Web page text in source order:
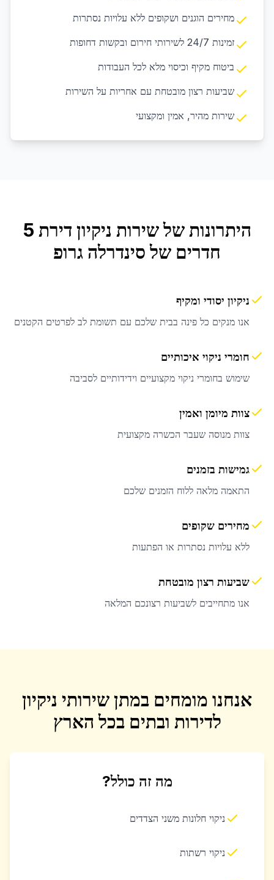
מחירים הוגנים ושקופים ללא עלויות נסתרות
זמינות 24/7 לשירותי חירום ובקשות דחופות
ביטוח מקיף וכיסוי מלא לכל העבודות
שביעות רצון מובטחת עם אחריות על השירות
שירות מהיר, אמין ומקצועי
היתרונות של שירות
ניקיון דירת 5
חדרים של סינדרלה גרופ
ניקיון יסודי ומקיף
אנו מנקים כל פינה בבית שלכם עם תשומת לב לפרטים הקטנים
חומרי ניקוי איכותיים
שימוש בחומרי ניקוי מקצועיים וידידותיים לסביבה
צוות מיומן ואמין
צוות מנוסה שעבר הכשרה מקצועית
גמישות בזמנים
התאמה מלאה ללוח הזמנים שלכם
מחירים שקופים
ללא עלויות נסתרות או הפתעות
שביעות רצון מובטחת
אנו מתחייבים לשביעות רצונכם המלאה
אנחנו מומחים במתן שירותי ניקיון
לדירות ובתים בכל הארץ
מה זה כולל?
ניקוי חלונות משני הצדדים
ניקוי רשתות